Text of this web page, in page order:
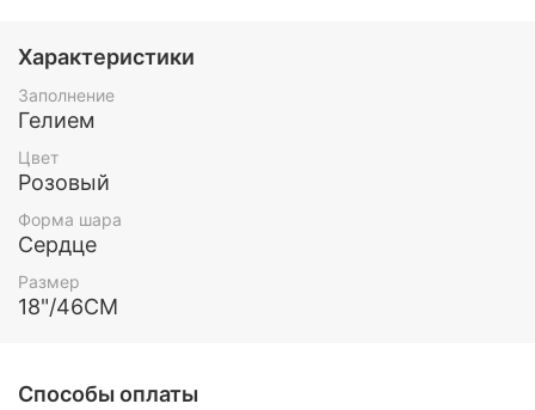
Характеристики
Заполнение
Гелием
Цвет
Розовый
Форма шара
Сердце
Размер
18"/46СМ
Способы оплаты